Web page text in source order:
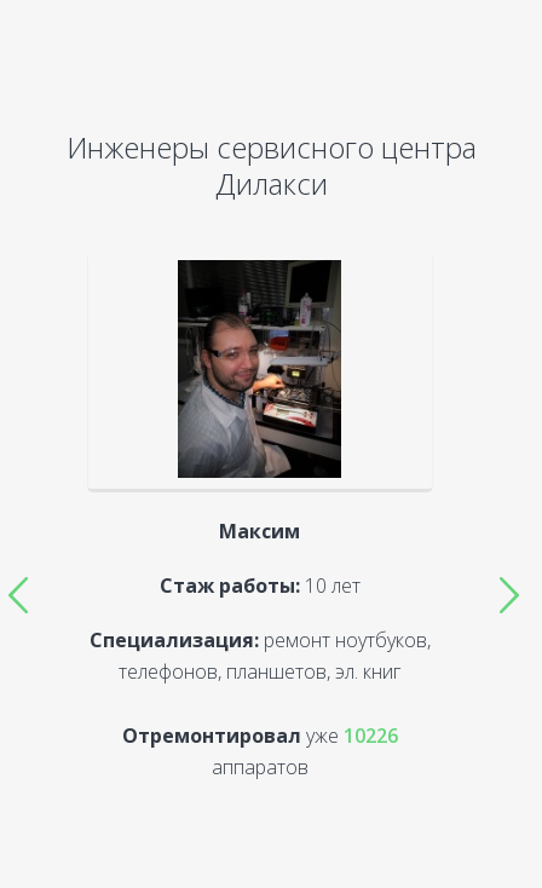
Инженеры сервисного центра
Дилакси
Максим
Стаж работы:10 лет
Специализация:ремонт ноутбуков,
телефонов, планшетов, эл. книг
Отремонтировал уже 10226
аппаратов